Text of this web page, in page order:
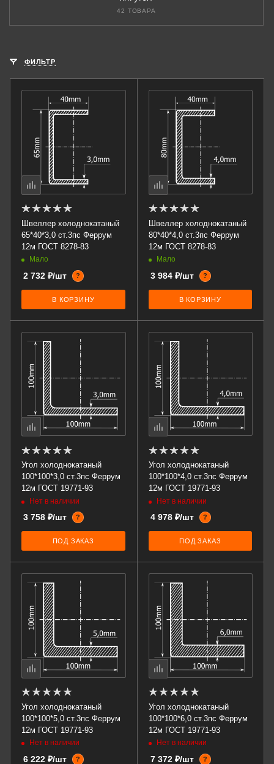
42 ТОВАРА
ФИЛЬТР
Швеллер холоднокатаный
65*40*3,0 ст.3пс Феррум
12м ГОСТ 8278-83
Мало
2 732 ₽/шт ?
В КОРЗИНУ
Швеллер холоднокатаный
80*40*4,0 ст.3пс Феррум
12м ГОСТ 8278-83
Мало
3 984 ₽/шт ?
В КОРЗИНУ
Угол холоднокатаный
100*100*3,0 ст.3пс Феррум
12м ГОСТ 19771-93
Нет в наличии
3 758 ₽/шт ?
ПОД ЗАКАЗ
Угол холоднокатаный
100*100*4,0 ст.3пс Феррум
12м ГОСТ 19771-93
Нет в наличии
4 978 ₽/шт ?
ПОД ЗАКАЗ
Угол холоднокатаный
100*100*5,0 ст.3пс Феррум
12м ГОСТ 19771-93
Нет в наличии
6 222 ₽/шт ?
Угол холоднокатаный
100*100*6,0 ст.3пс Феррум
12м ГОСТ 19771-93
Нет в наличии
7 372 ₽/шт ?